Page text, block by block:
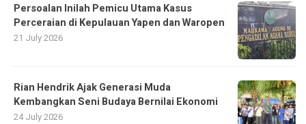
Persoalan Inilah Pemicu Utama Kasus
Perceraian di Kepulauan Yapen dan Waropen
21 July 2026
Rian Hendrik Ajak Generasi Muda
Kembangkan Seni Budaya Bernilai Ekonomi
24 July 2026